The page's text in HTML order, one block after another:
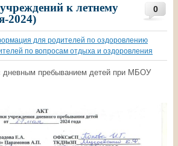
0
к летнему
2024)
для родителей по оздоровлению
по вопросам отдыха и оздоровления
дневным пребыванием детей при МБОУ